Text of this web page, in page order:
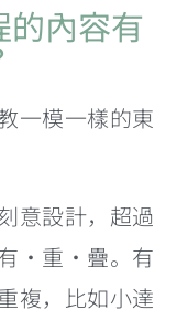
內容有
一模一樣的東
意設計，超過
・重・疊。有
複，比如小達